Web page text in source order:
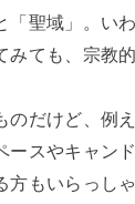
「聖域」。い
みても、宗教
のだけど、例
ースやキャン
もいらっしゃ